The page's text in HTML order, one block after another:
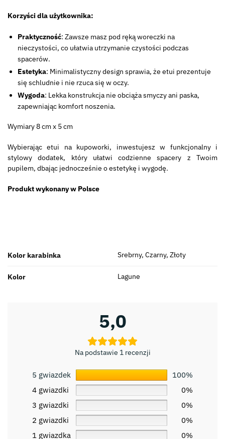
Korzyści dla użytkownika:
Praktyczność: Zawsze masz pod ręką woreczki na
nieczystości, co ułatwia utrzymanie czystości podczas
spacerów.
Estetyka: Minimalistyczny design sprawia, że etui prezentuje
się schludnie i nie rzuca się w oczy.
Wygoda: Lekka konstrukcja nie obciąża smyczy ani paska,
zapewniając komfort noszenia.
Wymiary 8 cm x 5 cm
Wybierając etui na kupoworki, inwestujesz w funkcjonalny i
stylowy dodatek, który ułatwi codzienne spacery z Twoim
pupilem, dbając jednocześnie o estetykę i wygodę.
Produkt wykonany w Polsce
Kolor karabinka Srebrny, Czarny, Złoty
Kolor Lagune
5,0
Na podstawie 1 recenzji
5 gwiazdek
100%
4 gwiazdki
0%
3 gwiazdki
0%
2 gwiazdki
0%
1 gwiazdka
0%